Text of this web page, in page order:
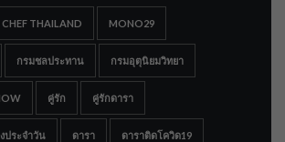
THAILAND MONO29
กรมชลประทาน กรมอุตุนิยมวิทยา
คู่รัก คู่รักดารา
ประจำวัน ดารา ดาราติดโควิด19